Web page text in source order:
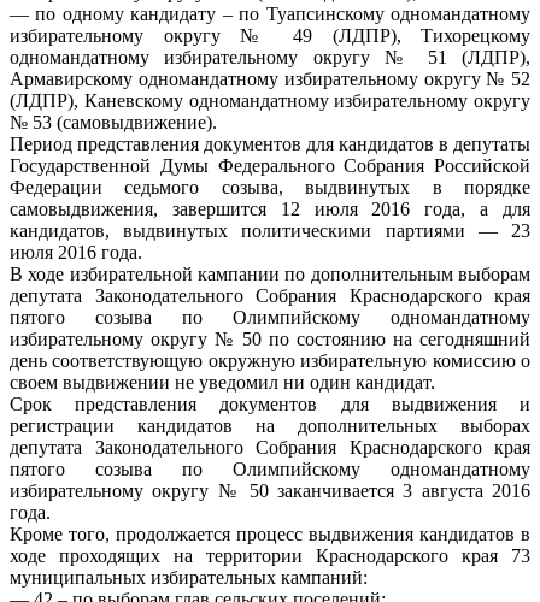
— по одному кандидату – по Туапсинскому одномандатному
избирательному округу № 49 (ЛДПР), Тихорецкому
одномандатному избирательному округу № 51 (ЛДПР),
Армавирскому одномандатному избирательному округу № 52
(ЛДПР), Каневскому одномандатному избирательному округу
№ 53 (самовыдвижение).
Период представления документов для кандидатов в депутаты
Государственной Думы Федерального Собрания Российской
Федерации седьмого созыва, выдвинутых в порядке
самовыдвижения, завершится 12 июля 2016 года, а для
кандидатов, выдвинутых политическими партиями — 23
июля 2016 года.
В ходе избирательной кампании по дополнительным выборам
депутата Законодательного Собрания Краснодарского края
пятого созыва по Олимпийскому одномандатному
избирательному округу № 50 по состоянию на сегодняшний
день соответствующую окружную избирательную комиссию о
своем выдвижении не уведомил ни один кандидат.
Срок представления документов для выдвижения и
регистрации кандидатов на дополнительных выборах
депутата Законодательного Собрания Краснодарского края
пятого созыва по Олимпийскому одномандатному
избирательному округу № 50 заканчивается 3 августа 2016
года.
Кроме того, продолжается процесс выдвижения кандидатов в
ходе проходящих на территории Краснодарского края 73
муниципальных избирательных кампаний: